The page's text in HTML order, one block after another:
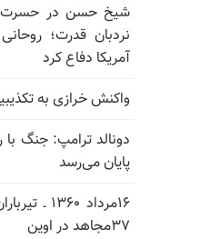
شیخ حسن در حسرت
نردبان قدرت؛
آمریکا دفاع کرد
واکنش خرازی به
دونالد ترامپ: جنگ با
پایان می‌رسد
۱۶مرداد
۳۷مجاهد در اوین